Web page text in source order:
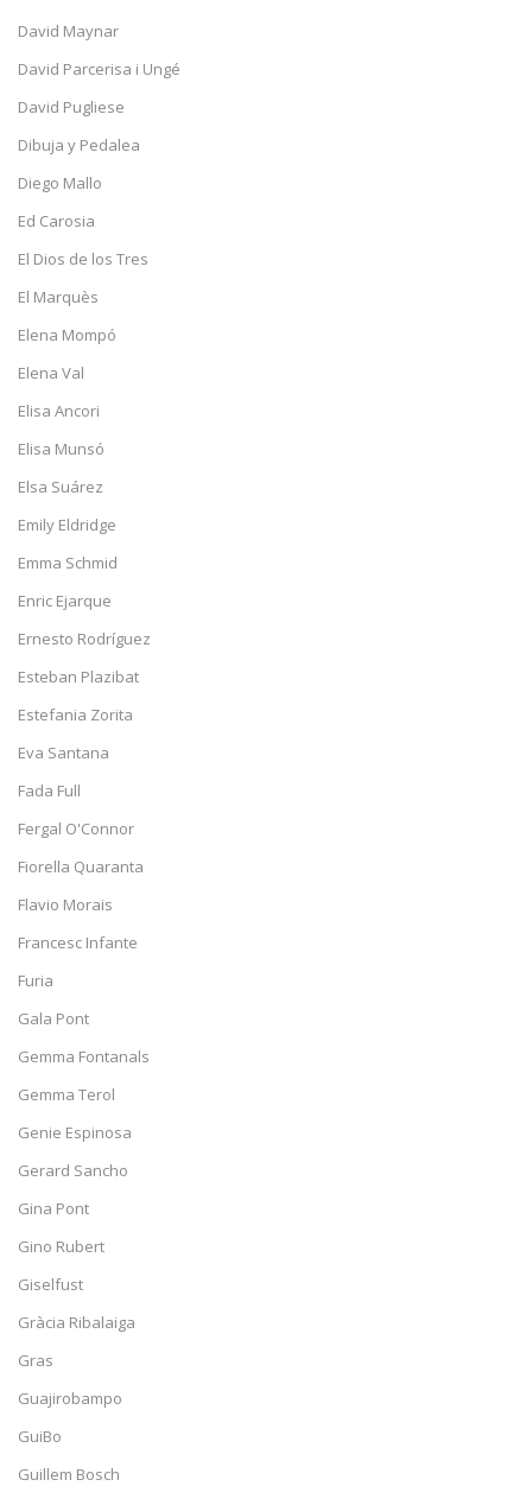
David Maynar
David Parcerisa i Ungé
David Pugliese
Dibuja y Pedalea
Diego Mallo
Ed Carosia
El Dios de los Tres
El Marquès
Elena Mompó
Elena Val
Elisa Ancori
Elisa Munsó
Elsa Suárez
Emily Eldridge
Emma Schmid
Enric Ejarque
Ernesto Rodríguez
Esteban Plazibat
Estefania Zorita
Eva Santana
Fada Full
Fergal O'Connor
Fiorella Quaranta
Flavio Morais
Francesc Infante
Furia
Gala Pont
Gemma Fontanals
Gemma Terol
Genie Espinosa
Gerard Sancho
Gina Pont
Gino Rubert
Giselfust
Gràcia Ribalaiga
Gras
Guajirobampo
GuiBo
Guillem Bosch